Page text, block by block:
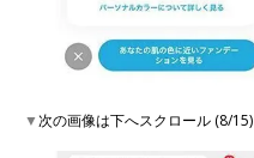
▼次の画像は下へスクロール (8/15)